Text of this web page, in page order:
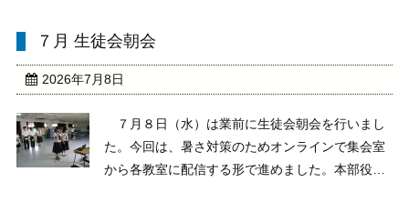
いました。すべての班がタブレットを使ってプレ
は来年の修学旅行が ...
７月 生徒会朝会
2026年7月8日
７月８日（水）は業前に生徒会朝会を行いまし
た。今回は、暑さ対策のためオンラインで集会室
から各教室に配信する形で進めました。本部役員